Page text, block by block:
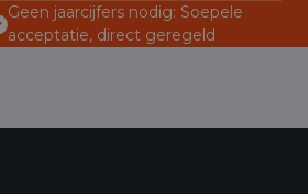
Geen jaarcijfers nodig: Soepele
acceptatie, direct geregeld